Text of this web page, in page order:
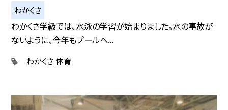
わかくさ
わかくさ学級では、水泳の学習が始まりました。水の事故が
ないように、今年もプールへ...
わかくさ 体育